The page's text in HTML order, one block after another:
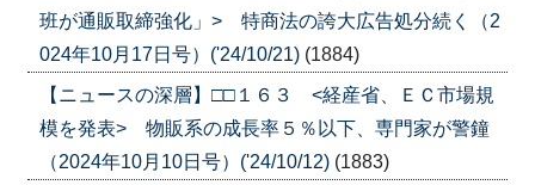
班が通販取締強化」> 特商法の誇大広告処分続く（2
024年10月17日号）('24/10/21) (1884)
【ニュースの深層】□□１６３ <経産省、ＥＣ市場規
模を発表> 物販系の成長率５％以下、専門家が警鐘
（2024年10月10日号）('24/10/12) (1883)